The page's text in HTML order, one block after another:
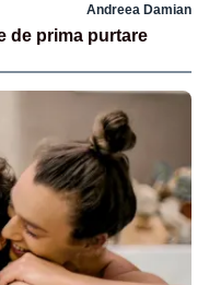
Andreea Damian
de prima purtare